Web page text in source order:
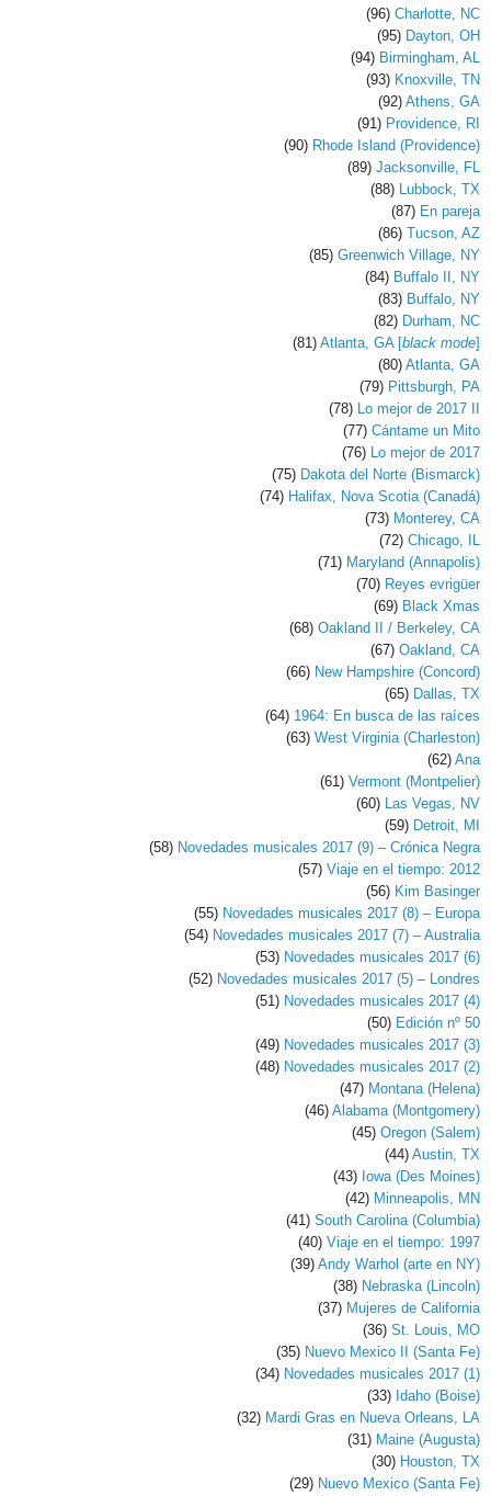
(96) Charlotte, NC
(95) Dayton, OH
(94) Birmingham, AL
(93) Knoxville, TN
(92) Athens, GA
(91) Providence, RI
(90) Rhode Island (Providence)
(89) Jacksonville, FL
(88) Lubbock, TX
(87) En pareja
(86) Tucson, AZ
(85) Greenwich Village, NY
(84) Buffalo II, NY
(83) Buffalo, NY
(82) Durham, NC
(81) Atlanta, GA [black mode]
(80) Atlanta, GA
(79) Pittsburgh, PA
(78) Lo mejor de 2017 II
(77) Cántame un Mito
(76) Lo mejor de 2017
(75) Dakota del Norte (Bismarck)
(74) Halifax, Nova Scotia (Canadá)
(73) Monterey, CA
(72) Chicago, IL
(71) Maryland (Annapolis)
(70) Reyes evrigüer
(69) Black Xmas
(68) Oakland II / Berkeley, CA
(67) Oakland, CA
(66) New Hampshire (Concord)
(65) Dallas, TX
(64) 1964: En busca de las raíces
(63) West Virginia (Charleston)
(62) Ana
(61) Vermont (Montpelier)
(60) Las Vegas, NV
(59) Detroit, MI
(58) Novedades musicales 2017 (9) – Crónica Negra
(57) Viaje en el tiempo: 2012
(56) Kim Basinger
(55) Novedades musicales 2017 (8) – Europa
(54) Novedades musicales 2017 (7) – Australia
(53) Novedades musicales 2017 (6)
(52) Novedades musicales 2017 (5) – Londres
(51) Novedades musicales 2017 (4)
(50) Edición nº 50
(49) Novedades musicales 2017 (3)
(48) Novedades musicales 2017 (2)
(47) Montana (Helena)
(46) Alabama (Montgomery)
(45) Oregon (Salem)
(44) Austin, TX
(43) Iowa (Des Moines)
(42) Minneapolis, MN
(41) South Carolina (Columbia)
(40) Viaje en el tiempo: 1997
(39) Andy Warhol (arte en NY)
(38) Nebraska (Lincoln)
(37) Mujeres de California
(36) St. Louis, MO
(35) Nuevo Mexico II (Santa Fe)
(34) Novedades musicales 2017 (1)
(33) Idaho (Boise)
(32) Mardi Gras en Nueva Orleans, LA
(31) Maine (Augusta)
(30) Houston, TX
(29) Nuevo Mexico (Santa Fe)